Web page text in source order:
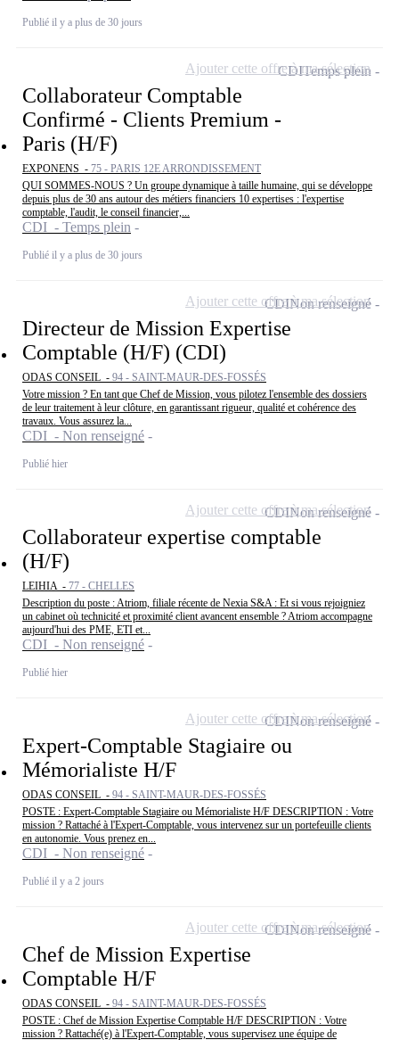
Publié il y a plus de 30 jours
Collaborateur Comptable
Confirmé - Clients Premium -
Paris (H/F)
EXPONENS - 75 - PARIS 12E ARRONDISSEMENT
QUI SOMMES-NOUS ? Un groupe dynamique à taille humaine, qui se développe
depuis plus de 30 ans autour des métiers financiers 10 expertises : l'expertise
comptable, l'audit, le conseil financier,...
CDI - Temps plein
Publié il y a plus de 30 jours
CDITemps plein
Ajouter cette offre à ma sélection
Directeur de Mission Expertise
Comptable (H/F) (CDI)
ODAS CONSEIL - 94 - SAINT-MAUR-DES-FOSSÉS
Votre mission ? En tant que Chef de Mission, vous pilotez l'ensemble des dossiers
de leur traitement à leur clôture, en garantissant rigueur, qualité et cohérence des
travaux. Vous assurez la...
CDI - Non renseigné
Publié hier
CDINon renseigné
Ajouter cette offre à ma sélection
Collaborateur expertise comptable
(H/F)
LEIHIA - 77 - CHELLES
Description du poste : Atriom, filiale récente de Nexia S&A : Et si vous rejoigniez
un cabinet où technicité et proximité client avancent ensemble ? Atriom accompagne
aujourd'hui des PME, ETI et...
CDI - Non renseigné
Publié hier
CDINon renseigné
Ajouter cette offre à ma sélection
Expert-Comptable Stagiaire ou
Mémorialiste H/F
ODAS CONSEIL - 94 - SAINT-MAUR-DES-FOSSÉS
POSTE : Expert-Comptable Stagiaire ou Mémorialiste H/F DESCRIPTION : Votre
mission ? Rattaché à l'Expert-Comptable, vous intervenez sur un portefeuille clients
en autonomie. Vous prenez en...
CDI - Non renseigné
Publié il y a 2 jours
CDINon renseigné
Ajouter cette offre à ma sélection
Chef de Mission Expertise
Comptable H/F
ODAS CONSEIL - 94 - SAINT-MAUR-DES-FOSSÉS
POSTE : Chef de Mission Expertise Comptable H/F DESCRIPTION : Votre
mission ? Rattaché(e) à l'Expert-Comptable, vous supervisez une équipe de
CDINon renseigné
Ajouter cette offre à ma sélection